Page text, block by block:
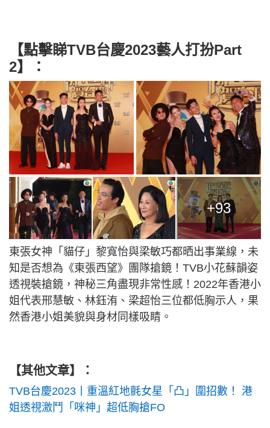
【點擊睇TVB台慶2023藝人打扮Part
2】：
+93
東張女神「貓仔」黎寬怡與梁敏巧都晒出事業線，未
知是否想為《東張西望》團隊搶鏡！TVB小花蘇韻姿
透視裝搶鏡，神秘三角盡現非常性感！2022年香港小
姐代表邢慧敏、林鈺洧、梁超怡三位都低胸示人，果
然香港小姐美貌與身材同樣吸睛。
【其他文章】：
TVB台慶2023丨重溫紅地氈女星「凸」圍招數！ 港
姐透視激鬥「咪神」超低胸搶FO